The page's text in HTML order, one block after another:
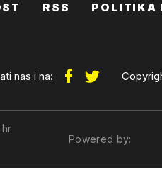
RSS POLITIKA
nas i na:
Powered by: